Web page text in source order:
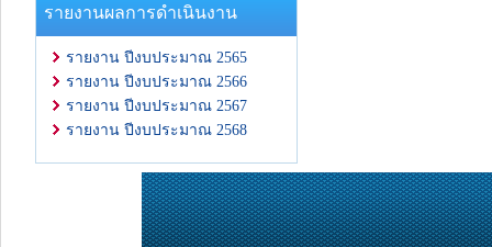
รายงานผลการดำเนินงาน
รายงาน ปีงบประมาณ 2565
รายงาน ปีงบประมาณ 2566
รายงาน ปีงบประมาณ 2567
รายงาน ปีงบประมาณ 2568